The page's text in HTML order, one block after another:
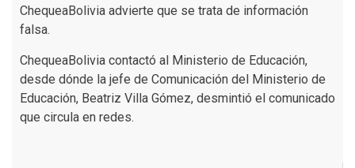
ChequeaBolivia advierte que se trata de información
falsa.
ChequeaBolivia contactó al Ministerio de Educación,
desde dónde la jefe de Comunicación del Ministerio de
Educación, Beatriz Villa Gómez, desmintió el comunicado
que circula en redes.